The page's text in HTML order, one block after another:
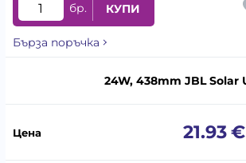
бр. КУПИ
Бърза поръчка
24W, 438mm JBL Solar
21.93€